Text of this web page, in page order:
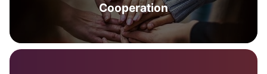
Cooperation